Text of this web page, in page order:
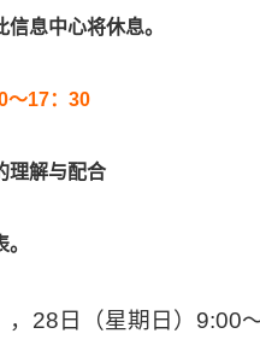
息中心将休息。
～17：30
理解与配合
28日（星期日 ）9:00